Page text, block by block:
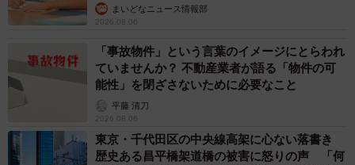
波乱がありつつも穏やかに、黒猫の長明くんと新幸さんの
生活は続いていきます。
◇ ◇
【露の新幸さん】
▽Twitter
まいどなニュース情報部
2026.08.06
「事故物件」という言葉のイメージにとらわれ
ていませんか？ 不動産業者が語る「物件の可
能性」を閉ざさないために必要なこと
平藤 清刀
2026.08.06
東京・千代田区の中央線高架に心ない落書き
歴史ある昌平橋架道橋の被害に怒りの声 「何